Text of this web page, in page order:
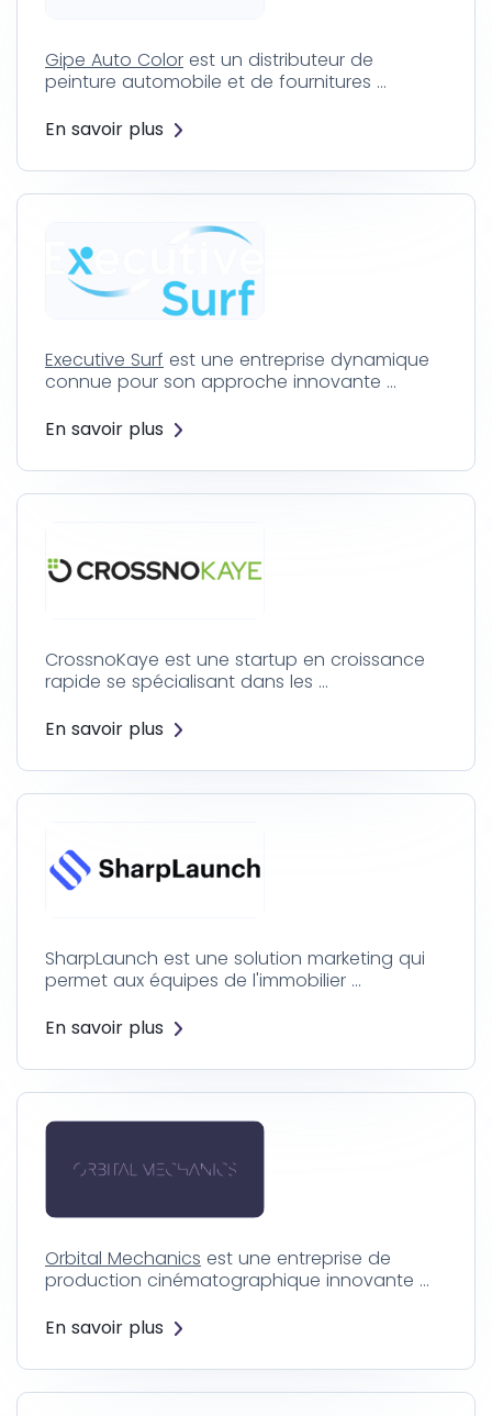
Gipe Auto Color est un distributeur de
peinture automobile et de fournitures …
En savoir plus
Executive Surf est une entreprise dynamique
connue pour son approche innovante …
En savoir plus
CrossnoKaye est une startup en croissance
rapide se spécialisant dans les …
En savoir plus
SharpLaunch est une solution marketing qui
permet aux équipes de l'immobilier …
En savoir plus
Orbital Mechanics est une entreprise de
production cinématographique innovante …
En savoir plus